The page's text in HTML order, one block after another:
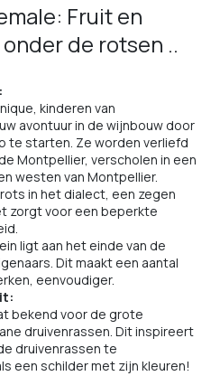
Fruit en
de rotsen ..
kinderen van
avontuur in de wijnbouw door
te starten. Ze worden verliefd
Montpellier, verscholen in een
westen van Montpellier.
in het dialect, een zegen
zorgt voor een beperkte
ligt aan het einde van de
Dit maakt een aantal
eenvoudiger.
bekend voor de grote
druivenrassen. Dit inspireert
druivenrassen te
een schilder met zijn kleuren!